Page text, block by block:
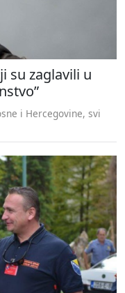
su zaglavili u
i Hercegovine, svi